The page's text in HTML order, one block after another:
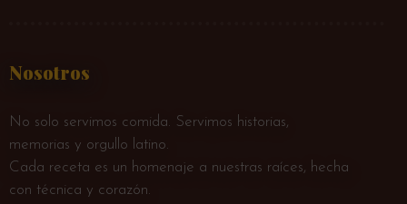
Nosotros
No solo servimos comida. Servimos historias,
memorias y orgullo latino.
Cada receta es un homenaje a nuestras raíces, hecha
con técnica y corazón.